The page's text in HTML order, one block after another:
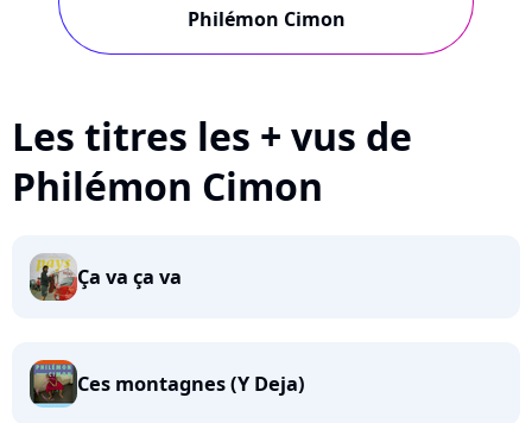
Philémon Cimon
Les titres les + vus de
Philémon Cimon
Ça va ça va
Ces montagnes (Y Deja)